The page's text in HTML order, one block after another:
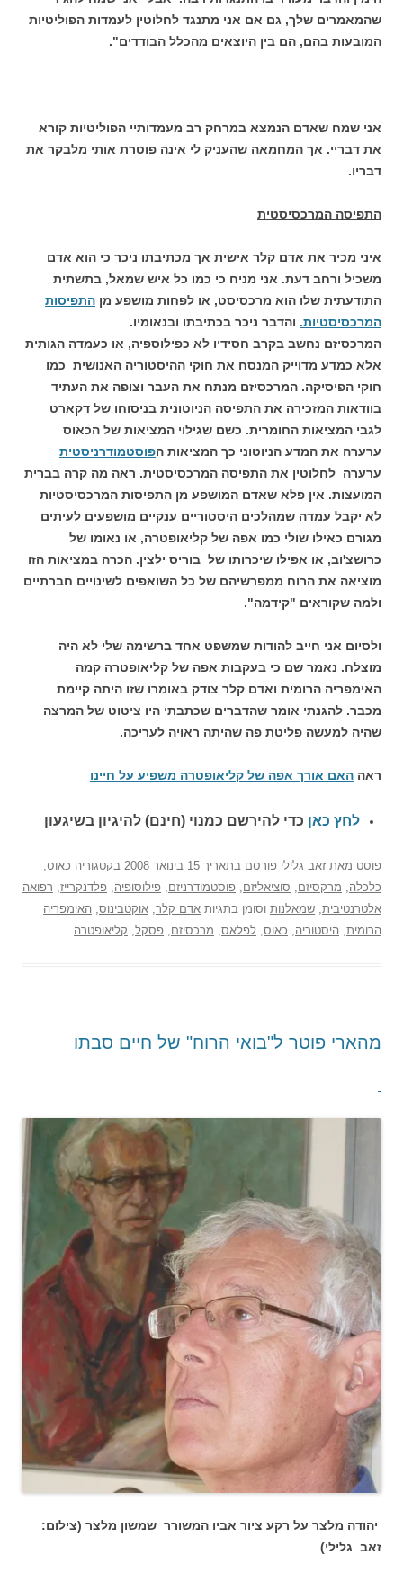
שהמאמרים שלך, גם אם אני מתנגד לחלוטין לעמדות הפוליטיות
המובעות בהם, הם בין היוצאים מהכלל הבודדים".
אני שמח שאדם הנמצא במרחק רב מעמדותיי הפוליטיות קורא
את דבריי. אך המחמאה שהעניק לי אינה פוטרת אותי מלבקר את
דבריו.
התפיסה המרכסיסטית
איני מכיר את אדם קלר אישית אך מכתיבתו ניכר כי הוא אדם
משכיל ורחב דעת. אני מניח כי כמו כל איש שמאל, בתשתית
התודעתית שלו הוא מרכסיסט, או לפחות מושפע מן התפיסות
המרכסיסטיות. והדבר ניכר בכתיבתו ובנאומיו.
המרכסיזם נחשב בקרב חסידיו לא כפילוספיה, או כעמדה הגותית
אלא כמדע מדוייק המנסח את חוקי ההיסטוריה האנושית כמו
חוקי הפיסיקה. המרכסיזם מנתח את העבר וצופה את העתיד
בוודאות המזכירה את התפיסה הניוטונית בניסוחו של דקארט
לגבי המציאות החומרית. כשם שגילוי המציאות של הכאוס
ערערה את המדע הניוטוני כך המציאות הפוסטמודרניסטית
ערערה לחלוטין את התפיסה המרכסיסטית. ראה מה קרה בברית
המועצות. אין פלא שאדם המושפע מן התפיסות המרכסיסטיות
לא יקבל עמדה שמהלכים היסטוריים ענקיים מושפעים לעיתים
מגורם כאילו שולי כמו אפה של קליאופטרה, או נאומו של
כרושצ'וב, או אפילו שיכרותו של בוריס ילצין. הכרה במציאות הזו
מוציאה את הרוח ממפרשיהם של כל השואפים לשינויים חברתיים
ולמה שקוראים "קידמה".
ולסיום אני חייב להודות שמשפט אחד ברשימה שלי לא היה
מוצלח. נאמר שם כי בעקבות אפה של קליאופטרה קמה
האימפריה הרומית ואדם קלר צודק באומרו שזו היתה קיימת
מכבר. להגנתי אומר שהדברים שכתבתי היו ציטוט של המרצה
שהיה למעשה פליטת פה שהיתה ראויה לעריכה.
ראה האם אורך אפה של קליאופטרה משפיע על חיינו
לחץ כאן כדי להירשם כמנוי (חינם) להיגיון בשיגעון
פוסט מאת זאב גלילי פורסם בתאריך 15 בינואר 2008 בקטגוריה כאוס,
כלכלה, מרקסיזם, סוציאליזם, פוסטמודרניזם, פילוסופיה, פלדנקרייז, רפואה
אלטרנטיבית, שמאלנות וסומן בתגיות אדם קלר, אוקטבינוס, האימפריה
הרומית, היסטוריה, כאוס, לפלאס, מרכסיזם, פסקל, קליאופטרה.
מהארי פוטר ל"בואי הרוח" של חיים סבתו
יהודה מלצר על רקע ציור אביו המשורר שמשון מלצר (צילום:
זאב גלילי)